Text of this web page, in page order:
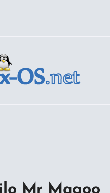
Mr Magoo